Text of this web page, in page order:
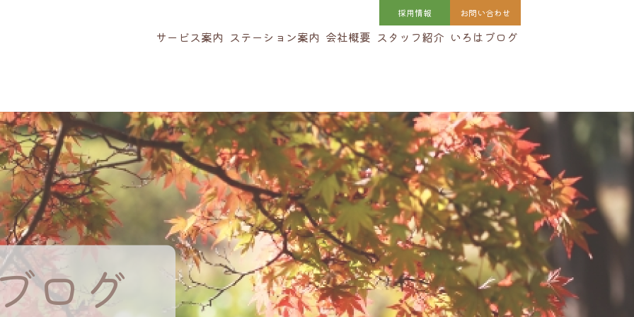
採用情報 お問い合わせ
サービス案内 ステーション案内 会社概要 スタッフ紹介 いろはブログ
ログ